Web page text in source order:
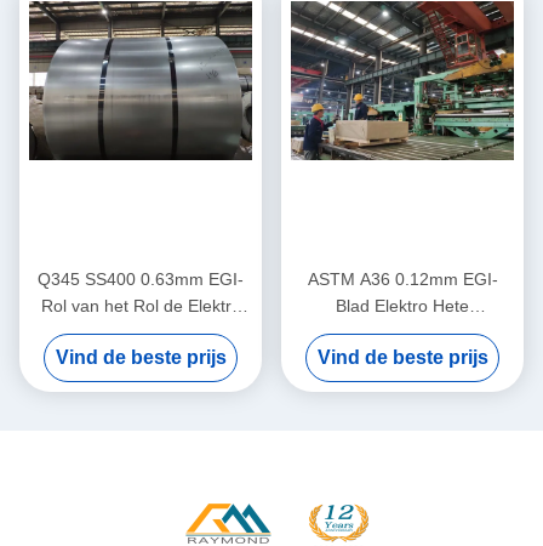
Q345 SS400 0.63mm EGI-
Rol van het Rol de Elektro
Hete Ondergedompelde
Gegalvaniseerde Staal
Vind de beste prijs
ASTM A36 0.12mm EGI-
Blad Elektro Hete
Ondergedompelde
Gegalvaniseerde Staalplaat
Vind de beste prijs